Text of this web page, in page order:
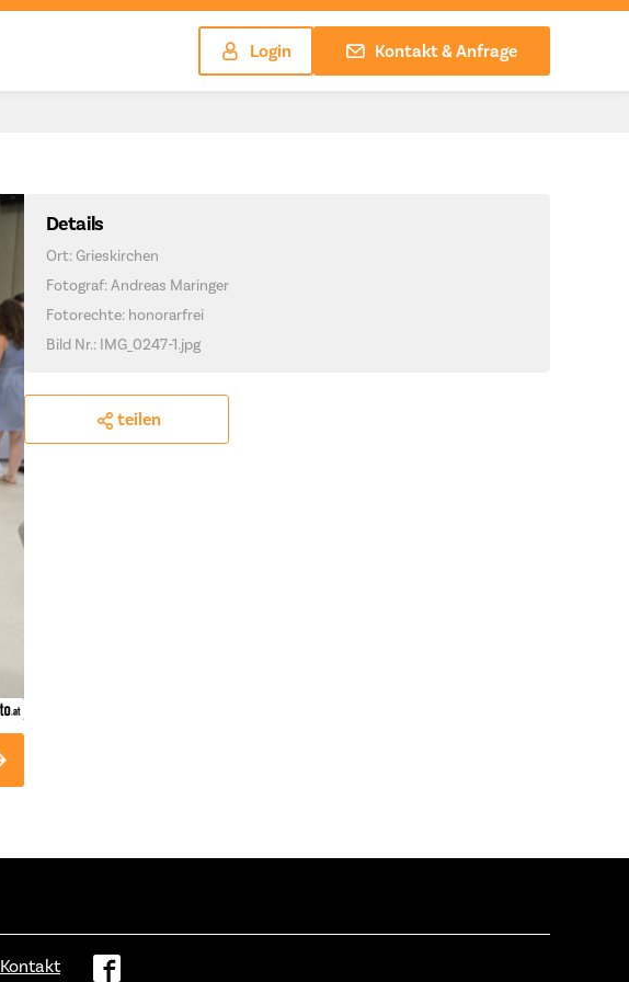
Login Kontakt & Anfrage
Details
Ort: Grieskirchen
Fotograf: Andreas Maringer
Fotorechte: honorarfrei
Bild Nr.: IMG_0247-1.jpg
teilen
Kontakt